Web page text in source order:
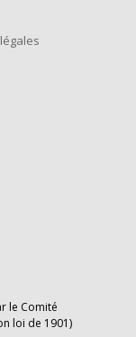
le Comité
loi de 1901)